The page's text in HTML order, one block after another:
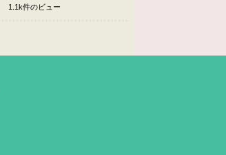
1.1k件のビュー